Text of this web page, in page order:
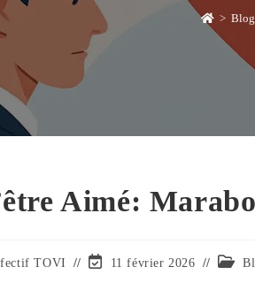
> Blog
Aimé:
TOVI 11 février 2026